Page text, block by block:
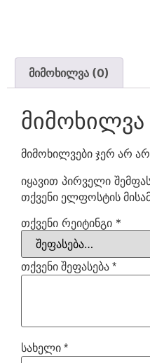
მიმოხილვა (0)
მიმოხილვა
მიმოხილვები ჯერ არ
იყავით პირველი
თქვენი ელფოსტის
თქვენი რეიტინგი *
თქვენი შეფასება *
სახელი *